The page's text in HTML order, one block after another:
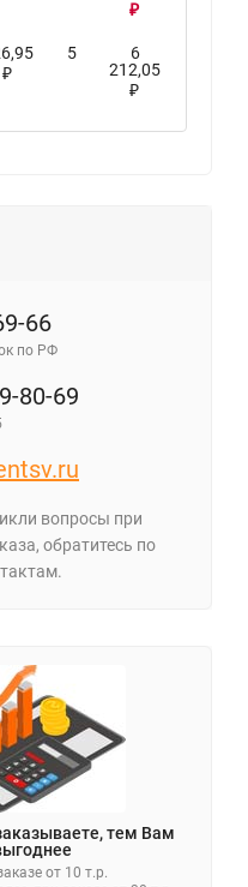
₽
₽
5
6
212,05
₽
66
по РФ
80-69
вопросы при
обратитесь по
тем Вам
от 10 т.р.